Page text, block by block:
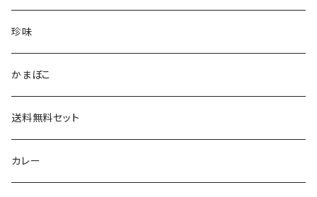
珍味
かまぼこ
送料無料セット
カレー